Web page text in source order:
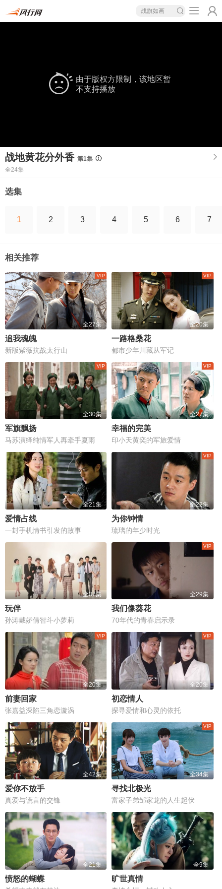
战旗如画
由于版权方限制，该地区暂
不支持播放
战地黄花分外香 第1集
全24集
选集
1 2 3 4 5 6 7
相关推荐
全27集
追我魂魄
新版紫薇抗战太行山
全20集
一路格桑花
都市少年川藏从军记
全30集
军旗飘扬
马苏演绎纯情军人再牵手夏雨
全27集
幸福的完美
印小天黄奕的军旅爱情
全21集
爱情占线
一封手机情书引发的故事
全22集
为你钟情
琉璃的年少时光
全37集
玩伴
孙涛戴娇倩智斗小萝莉
全29集
我们像葵花
70年代的青春启示录
全20集
前妻回家
张嘉益深陷三角恋漩涡
全20集
初恋情人
探寻爱情和心灵的依托
全42集
爱你不放手
真爱与谎言的交锋
全34集
寻找北极光
富家子弟邹家龙的人生起伏
全21集
愤怒的蝴蝶
全9集
旷世真情